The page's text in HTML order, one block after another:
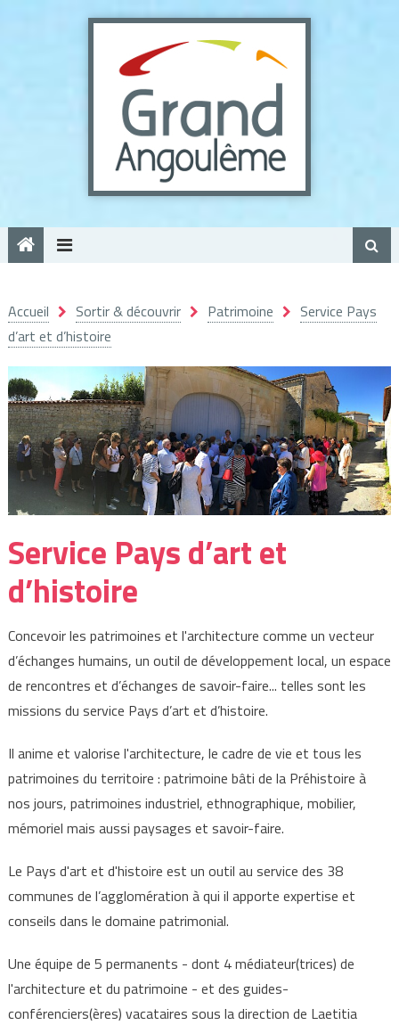
Accueil Sortir & découvrir Patrimoine
Service Pays
d’art et d’histoire
Service Pays d’art et
d’histoire
Concevoir les patrimoines et l'architecture comme un vecteur
d’échanges humains, un outil de développement local, un espace
de rencontres et d’échanges de savoir-faire... telles sont les
missions du service Pays d’art et d’histoire.
Il anime et valorise l'architecture, le cadre de vie et tous les
patrimoines du territoire : patrimoine bâti de la Préhistoire à
nos jours, patrimoines industriel, ethnographique, mobilier,
mémoriel mais aussi paysages et savoir-faire.
Le Pays d'art et d'histoire est un outil au service des 38
communes de l’agglomération à qui il apporte expertise et
conseils dans le domaine patrimonial.
Une équipe de 5 permanents - dont 4 médiateur(trices) de
l'architecture et du patrimoine - et des guides-
conférenciers(ères) vacataires sous la direction de Laetitia
Panneau de gestion des cookies